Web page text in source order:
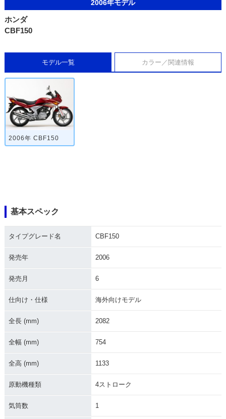
2006年モデル
ホンダ
CBF150
モデル一覧 カラー／関連情報
2006年 CBF150
基本スペック
タイプグレード名 CBF150
発売年 2006
発売月 6
仕向け・仕様 海外向けモデル
全長 (mm) 2082
全幅 (mm) 754
全高 (mm) 1133
原動機種類 4ストローク
気筒数 1